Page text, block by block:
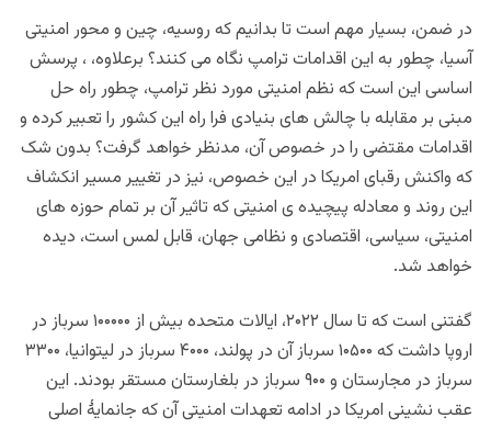
در ضمن، بسیار مهم است تا بدانیم که روسیه، چین و محور امنیتی
آسیا، چطور به این اقدامات ترامپ نگاه می کنند؟ برعلاوه، ، پرسش
اساسی این است که نظم امنیتی مورد نظر ترامپ، چطور راه حل
مبنی بر مقابله با چالش های بنیادی فرا راه این کشور را تعبیر کرده و
اقدامات مقتضی را در خصوص آن، مدنظر خواهد گرفت؟ بدون شک
که واکنش رقبای امریکا در این خصوص، نیز در تغییر مسیر انکشاف
این روند و معادله پیچیده ی امنیتی که تاثیر آن بر تمام حوزه های
امنیتی، سیاسی، اقتصادی و نظامی جهان، قابل لمس است، دیده
خواهد شد.
گفتنی است که تا سال ۲۰۲۲، ایالات متحده بیش از ۱۰۰۰۰۰ سرباز در
اروپا داشت که ۱۰۵۰۰ سرباز آن در پولند، ۴۰۰۰ سرباز در لیتوانیا، ۳۳۰۰
سرباز در مجارستان و ۹۰۰ سرباز در بلغارستان مستقر بودند. این
عقب نشینی امریکا در ادامه تعهدات امنیتی آن که جانمایۀ اصلی